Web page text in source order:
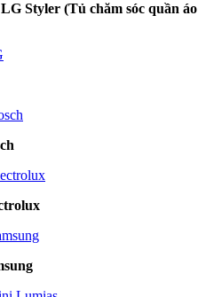
Styler (Tủ chăm sóc quần áo